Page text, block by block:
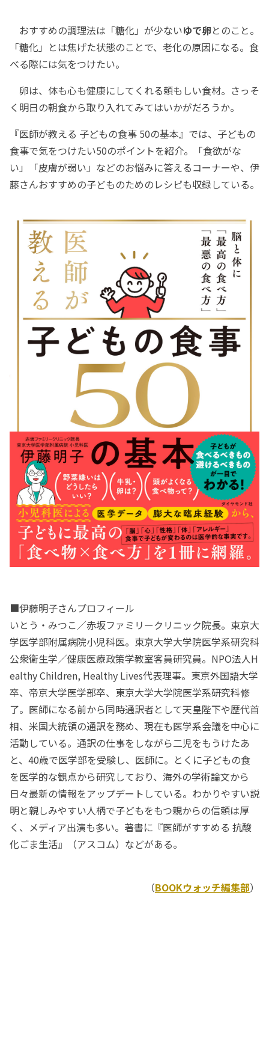
おすすめの調理法は「糖化」が少ないゆで卵とのこと。
「糖化」とは焦げた状態のことで、老化の原因になる。食
べる際には気をつけたい。
卵は、体も心も健康にしてくれる頼もしい食材。さっそ
く明日の朝食から取り入れてみてはいかがだろうか。
『医師が教える 子どもの食事 50の基本』では、子どもの
食事で気をつけたい50のポイントを紹介。「食欲がな
い」「皮膚が弱い」などのお悩みに答えるコーナーや、伊
藤さんおすすめの子どものためのレシピも収録している。
■伊藤明子さんプロフィール
いとう・みつこ／赤坂ファミリークリニック院長。東京大
学医学部附属病院小児科医。東京大学大学院医学系研究科
公衆衛生学／健康医療政策学教室客員研究員。NPO法人H
ealthy Children, Healthy Lives代表理事。東京外国語大学
卒、帝京大学医学部卒、東京大学大学院医学系研究科修
了。医師になる前から同時通訳者として天皇陛下や歴代首
相、米国大統領の通訳を務め、現在も医学系会議を中心に
活動している。通訳の仕事をしながら二児をもうけたあ
と、40歳で医学部を受験し、医師に。とくに子どもの食
を医学的な観点から研究しており、海外の学術論文から
日々最新の情報をアップデートしている。わかりやすい説
明と親しみやすい人柄で子どもをもつ親からの信頼は厚
く、メディア出演も多い。著書に『医師がすすめる 抗酸
化ごま生活』（アスコム）などがある。
（BOOKウォッチ編集部）